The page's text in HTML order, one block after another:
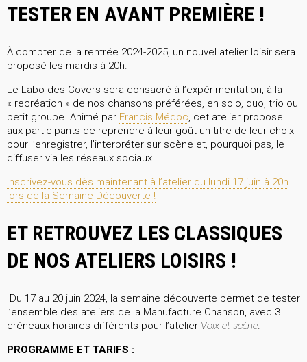
TESTER EN AVANT PREMIÈRE !
À compter de la rentrée 2024-2025, un nouvel atelier loisir sera
proposé les mardis à 20h.
Le Labo des Covers sera consacré à l’expérimentation, à la
« recréation » de nos chansons préférées, en solo, duo, trio ou
petit groupe. Animé par Francis Médoc, cet atelier propose
aux participants de reprendre à leur goût un titre de leur choix
pour l’enregistrer, l’interpréter sur scène et, pourquoi pas, le
diffuser via les réseaux sociaux.
Inscrivez-vous dès maintenant à l’atelier du lundi 17 juin à 20h
lors de la Semaine Découverte !
ET RETROUVEZ LES CLASSIQUES
DE NOS ATELIERS LOISIRS !
Du 17 au 20 juin 2024, la semaine découverte permet de tester
l’ensemble des ateliers de la Manufacture Chanson, avec 3
créneaux horaires différents pour l’atelier Voix et scène.
PROGRAMME ET TARIFS :